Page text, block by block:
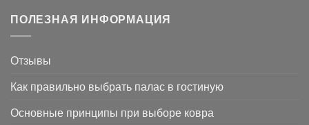
ПОЛЕЗНАЯ ИНФОРМАЦИЯ
Отзывы
Как правильно выбрать палас в гостиную
Основные принципы при выборе ковра